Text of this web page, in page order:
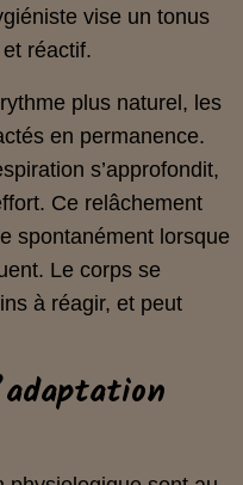
vise un tonus
réactif.
plus naturel, les
en permanence.
s’approfondit,
Ce relâchement
spontanément lorsque
Le corps se
à réagir, et peut